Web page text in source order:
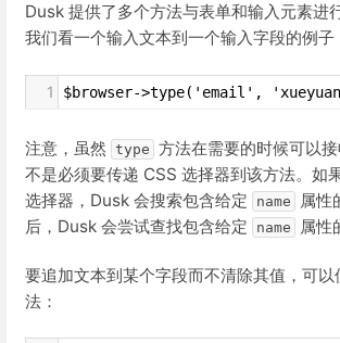
Dusk 提供了多个方法与表单和输入元素进
我们看一个输入文本到一个输入字段的例子
1 $browser->type('email',
注意，虽然 type 方法在需要的时候可以
不是必须要传递 CSS 选择器到该方法。如
选择器，Dusk 会搜索包含给定
name
属性
后，Dusk 会尝试查找包含给定
name 属性
要追加文本到某个字段而不清除其值，可以
法：